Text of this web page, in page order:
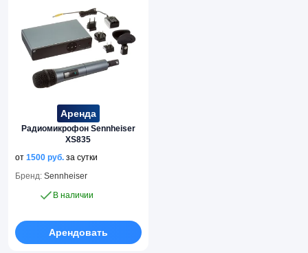
Аренда
Радиомикрофон Sennheiser
XS835
от 1500 руб. за сутки
Бренд: Sennheiser
В наличии
Арендовать